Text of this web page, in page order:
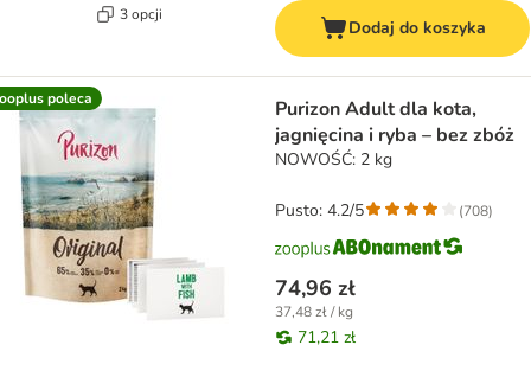
3 opcji
Dodaj do koszyka
poleca
Purizon Adult dla kota,
jagnięcina i ryba – bez zbóż
NOWOŚĆ: 2 kg
74,96 zł
37,48 zł / kg
71,21 zł
Pusto: 4.2/5 (708)